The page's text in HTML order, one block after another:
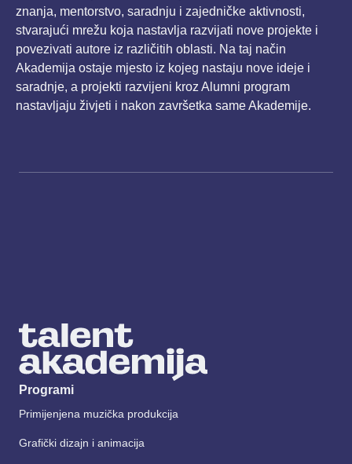
znanja, mentorstvo, saradnju i zajedničke aktivnosti,
stvarajući mrežu koja nastavlja razvijati nove projekte i
povezivati autore iz različitih oblasti. Na taj način
Akademija ostaje mjesto iz kojeg nastaju nove ideje i
saradnje, a projekti razvijeni kroz Alumni program
nastavljaju živjeti i nakon završetka same Akademije.
Programi
Primijenjena muzička produkcija
Grafički dizajn i animacija